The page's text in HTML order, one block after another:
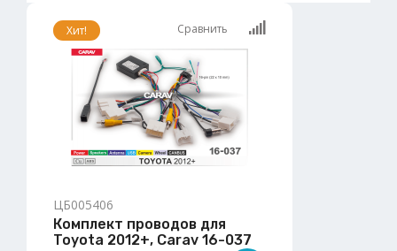
Хит! Сравнить
ЦБ005406
Комплект проводов для
Toyota 2012+, Carav 16-037